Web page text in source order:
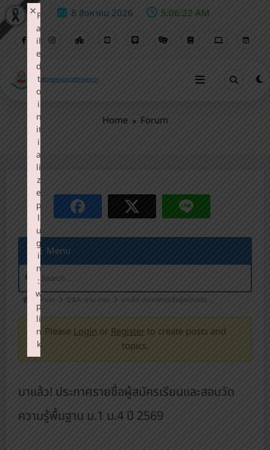
8 สิงหาคม 2026 5:06:23 AM
Home Forum
Menu
Forum Q&A: ถาม-ตอบ มาแล้ว! ประกาศรายชื่อผู้สมัครเรีย …
PleaseLoginorRegisterto create posts and
topics.
มาแล้ว! ประกาศรายชื่อผู้สมัครเรียนและสอบวัด
ความรู้พื้นฐาน ม.1 ม.4 ปี 2569
F
a
il
e
d
t
o
i
n
it
i
a
li
z
e
p
l
u
g
i
n
:
w
p
li
n
k
×
Failed to initialize plugin: wplink